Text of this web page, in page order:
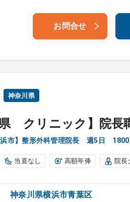
お問合せ
神奈川県
県 クリニック】院長
市】整形外科管理院長 週5日 1800
当直なし 高額年俸 院長
神奈川県横浜市青葉区